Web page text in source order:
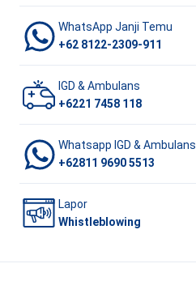
WhatsApp Janji Temu
+62 8122-2309-911
IGD & Ambulans
+6221 7458 118
Whatsapp IGD & Ambulans
+62811 9690 5513
Lapor
Whistleblowing